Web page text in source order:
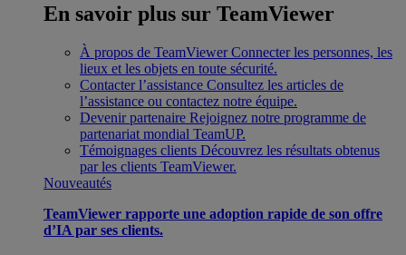
En savoir plus sur TeamViewer
À propos de TeamViewer Connecter les personnes, les
lieux et les objets en toute sécurité.
Contacter l’assistance Consultez les articles de
l’assistance ou contactez notre équipe.
Devenir partenaire Rejoignez notre programme de
partenariat mondial TeamUP.
Témoignages clients Découvrez les résultats obtenus
par les clients TeamViewer.
Nouveautés
TeamViewer rapporte une adoption rapide de son offre
d’IA par ses clients.